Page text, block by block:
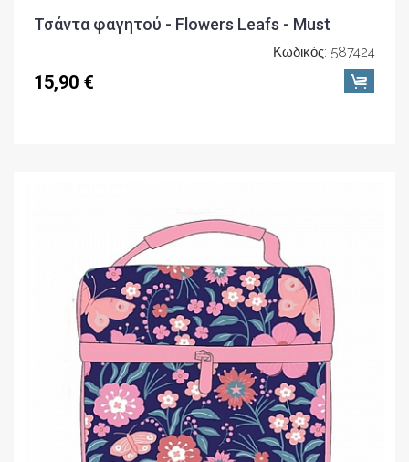
Τσάντα φαγητού - Flowers Leafs - Must
Κωδικός: 587424
15,90 €